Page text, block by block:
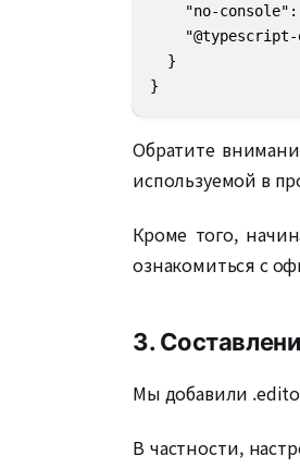
"no-console":
"@typescript-
}
}
Обратите
используемой в
Кроме того,
ознакомиться с
3.
Мы добавили
В частности,